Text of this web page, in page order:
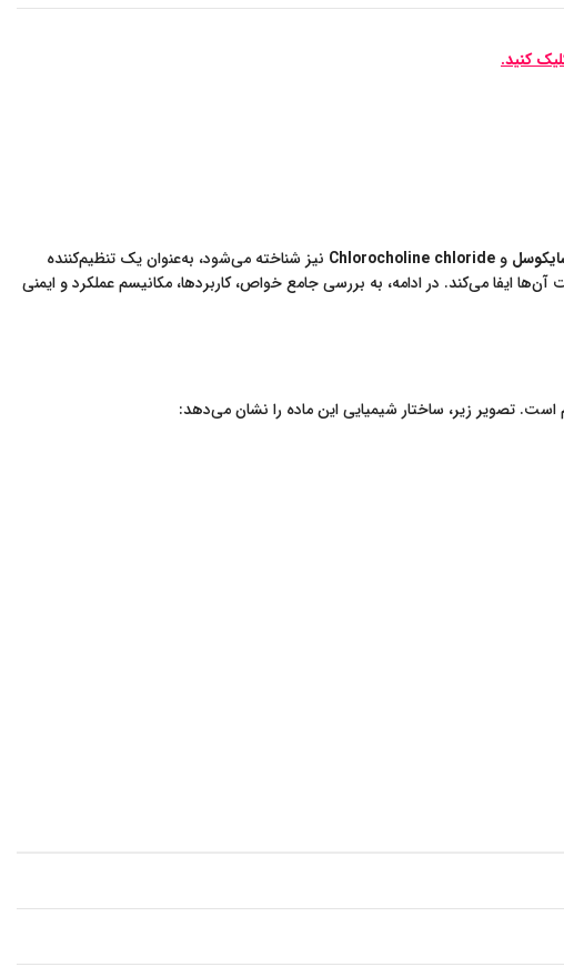
و Chlorocholine chloride نیز شناخته می‌شود، به‌عنوان یک تنظیم‌کننده
ایفا می‌کند. در ادامه، به بررسی جامع خواص، کاربردها، مکانیسم عملکرد و ایمنی
تصویر زیر، ساختار شیمیایی این ماده را نشان می‌دهد: